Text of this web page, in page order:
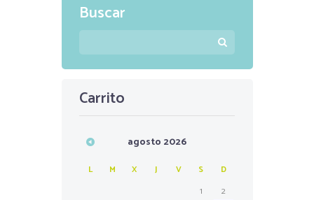
Buscar
Carrito
agosto 2026
L M X J V S D
1
2